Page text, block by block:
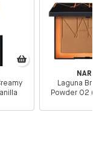
du
NARS
Laguna
Powder 02